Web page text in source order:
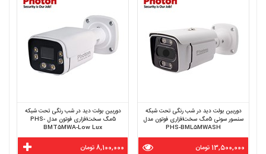
دوربین بولت دید در شب رنگی تحت شبکه
سنسور سونی 5مگ سخت‌افزاری فوتون مدل
PHS-BML5MWASH
13,500,000 تومان
دوربین بولت دید در شب رنگی تحت شبکه
5مگ سخت‌افزاری فوتون مدل PHS-
BMT5MWA-Low Lux
8,100,000 تومان